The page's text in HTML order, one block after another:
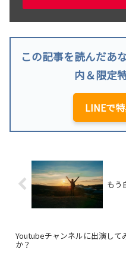
この記事を読んだあ
内＆限定
LINEで
もう
Youtubeチャンネルに出演して
か？